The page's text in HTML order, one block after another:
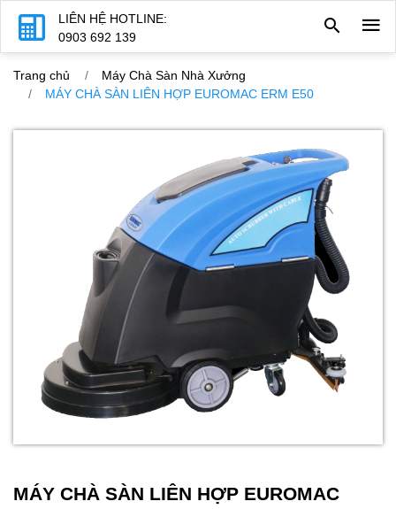
LIÊN HỆ HOTLINE:
0903 692 139
Trang chủ
Máy Chà Sàn Nhà Xưởng
MÁY CHÀ SÀN LIÊN HỢP EUROMAC ERM E50
MÁY CHÀ SÀN LIÊN HỢP EUROMAC